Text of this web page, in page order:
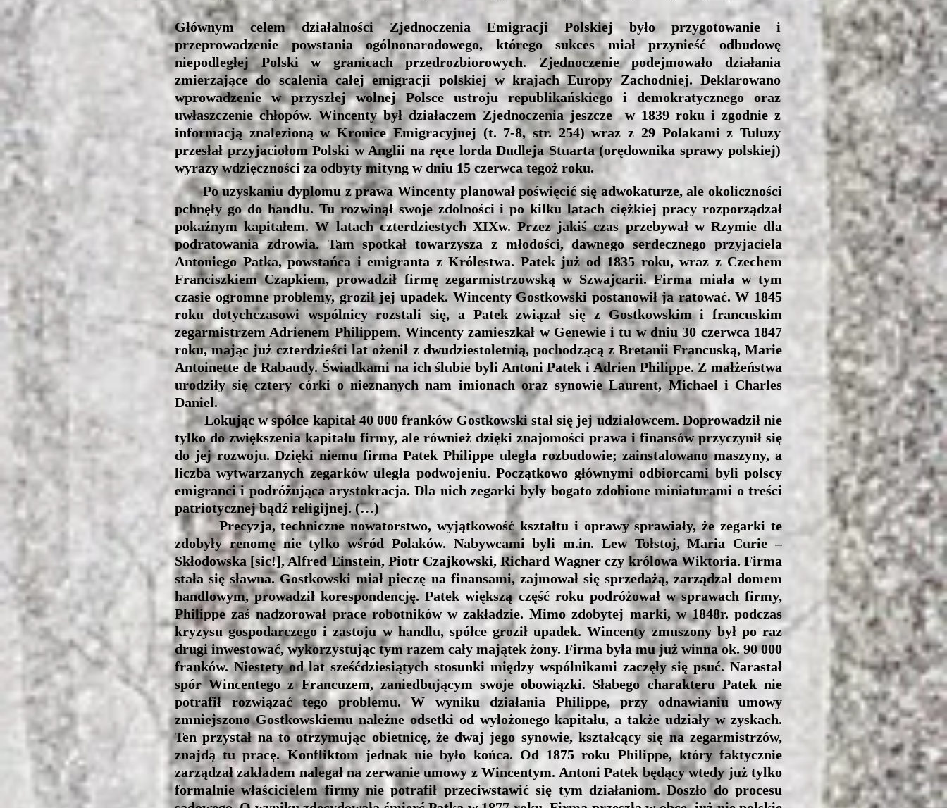
Głównym celem działalności Zjednoczenia Emigracji Polskiej było przygotowanie i
przeprowadzenie powstania ogólnonarodowego, którego sukces miał przynieść odbudowę
niepodległej Polski w granicach przedrozbiorowych. Zjednoczenie podejmowało działania
zmierzające do scalenia całej emigracji polskiej w krajach Europy Zachodniej. Deklarowano
wprowadzenie w przyszłej wolnej Polsce ustroju republikańskiego i demokratycznego oraz
uwłaszczenie chłopów. Wincenty był działaczem Zjednoczenia jeszcze w 1839 roku i zgodnie z
informacją znalezioną w Kronice Emigracyjnej (t. 7-8, str. 254) wraz z 29 Polakami z Tuluzy
przesłał przyjaciołom Polski w Anglii na ręce lorda Dudleja Stuarta (orędownika sprawy polskiej)
wyrazy wdzięczności za odbyty mityng w dniu 15 czerwca tegoż roku.
Po uzyskaniu dyplomu z prawa Wincenty planował poświęcić się adwokaturze, ale okoliczności
pchnęły go do handlu. Tu rozwinął swoje zdolności i po kilku latach ciężkiej pracy rozporządzał
pokaźnym kapitałem. W latach czterdziestych XIXw. Przez jakiś czas przebywał w Rzymie dla
podratowania zdrowia. Tam spotkał towarzysza z młodości, dawnego serdecznego przyjaciela
Antoniego Patka, powstańca i emigranta z Królestwa. Patek już od 1835 roku, wraz z Czechem
Franciszkiem Czapkiem, prowadził firmę zegarmistrzowską w Szwajcarii. Firma miała w tym
czasie ogromne problemy, groził jej upadek. Wincenty Gostkowski postanowił ja ratować. W 1845
roku dotychczasowi wspólnicy rozstali się, a Patek związał się z Gostkowskim i francuskim
zegarmistrzem Adrienem Philippem. Wincenty zamieszkał w Genewie i tu w dniu 30 czerwca 1847
roku, mając już czterdzieści lat ożenił z dwudziestoletnią, pochodzącą z Bretanii Francuską, Marie
Antoinette de Rabaudy. Świadkami na ich ślubie byli Antoni Patek i Adrien Philippe. Z małżeństwa
urodziły się cztery córki o nieznanych nam imionach oraz synowie Laurent, Michael i Charles
Daniel.
Lokując w spółce kapitał 40 000 franków Gostkowski stał się jej udziałowcem. Doprowadził nie
tylko do zwiększenia kapitału firmy, ale również dzięki znajomości prawa i finansów przyczynił się
do jej rozwoju. Dzięki niemu firma Patek Philippe uległa rozbudowie; zainstalowano maszyny, a
liczba wytwarzanych zegarków uległa podwojeniu. Początkowo głównymi odbiorcami byli polscy
emigranci i podróżująca arystokracja. Dla nich zegarki były bogato zdobione miniaturami o treści
patriotycznej bądź religijnej. (…)
Precyzja, techniczne nowatorstwo, wyjątkowość kształtu i oprawy sprawiały, że zegarki te
zdobyły renomę nie tylko wśród Polaków. Nabywcami byli m.in. Lew Tołstoj, Maria Curie –
Skłodowska [sic!], Alfred Einstein, Piotr Czajkowski, Richard Wagner czy królowa Wiktoria. Firma
stała się sławna. Gostkowski miał pieczę na finansami, zajmował się sprzedażą, zarządzał domem
handlowym, prowadził korespondencję. Patek większą część roku podróżował w sprawach firmy,
Philippe zaś nadzorował prace robotników w zakładzie. Mimo zdobytej marki, w 1848r. podczas
kryzysu gospodarczego i zastoju w handlu, spółce groził upadek. Wincenty zmuszony był po raz
drugi inwestować, wykorzystując tym razem cały majątek żony. Firma była mu już winna ok. 90 000
franków. Niestety od lat sześćdziesiątych stosunki między wspólnikami zaczęły się psuć. Narastał
spór Wincentego z Francuzem, zaniedbującym swoje obowiązki. Słabego charakteru Patek nie
potrafił rozwiązać tego problemu. W wyniku działania Philippe, przy odnawianiu umowy
zmniejszono Gostkowskiemu należne odsetki od wyłożonego kapitału, a także udziały w zyskach.
Ten przystał na to otrzymując obietnicę, że dwaj jego synowie, kształcący się na zegarmistrzów,
znajdą tu pracę. Konfliktom jednak nie było końca. Od 1875 roku Philippe, który faktycznie
zarządzał zakładem nalegał na zerwanie umowy z Wincentym. Antoni Patek będący wtedy już tylko
formalnie właścicielem firmy nie potrafił przeciwstawić się tym działaniom. Doszło do procesu